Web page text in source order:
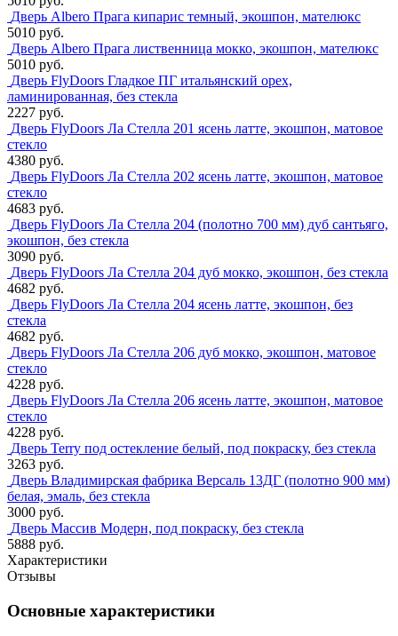
Дверь Albero Прага кипарис темный, экошпон, мателюкс
5010 руб.
Дверь Albero Прага лиственница мокко, экошпон, мателюкс
5010 руб.
Дверь FlyDoors Гладкое ПГ итальянский орех,
ламинированная, без стекла
2227 руб.
Дверь FlyDoors Ла Стелла 201 ясень латте, экошпон, матовое
стекло
4380 руб.
Дверь FlyDoors Ла Стелла 202 ясень латте, экошпон, матовое
стекло
4683 руб.
Дверь FlyDoors Ла Стелла 204 (полотно 700 мм) дуб сантьяго,
экошпон, без стекла
3090 руб.
Дверь FlyDoors Ла Стелла 204 дуб мокко, экошпон, без стекла
4682 руб.
Дверь FlyDoors Ла Стелла 204 ясень латте, экошпон, без
стекла
4682 руб.
Дверь FlyDoors Ла Стелла 206 дуб мокко, экошпон, матовое
стекло
4228 руб.
Дверь FlyDoors Ла Стелла 206 ясень латте, экошпон, матовое
стекло
4228 руб.
Дверь Terry под остекление белый, под покраску, без стекла
3263 руб.
Дверь Владимирская фабрика Версаль 13ДГ (полотно 900 мм)
белая, эмаль, без стекла
3000 руб.
Дверь Массив Модерн, под покраску, без стекла
5888 руб.
Характеристики
Отзывы
Основные характеристики